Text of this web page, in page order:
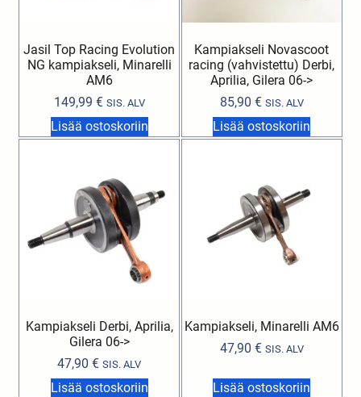
Jasil Top Racing Evolution
NG kampiakseli, Minarelli
AM6
149,99 € SIS. ALV
Lisää ostoskoriin
Kampiakseli Novascoot
racing (vahvistettu) Derbi,
Aprilia, Gilera 06->
85,90 € SIS. ALV
Lisää ostoskoriin
Kampiakseli Derbi, Aprilia,
Gilera 06->
47,90€ SIS. ALV
Lisää ostoskoriin
Kampiakseli, Minarelli AM6
47,90 € SIS. ALV
Lisää ostoskoriin